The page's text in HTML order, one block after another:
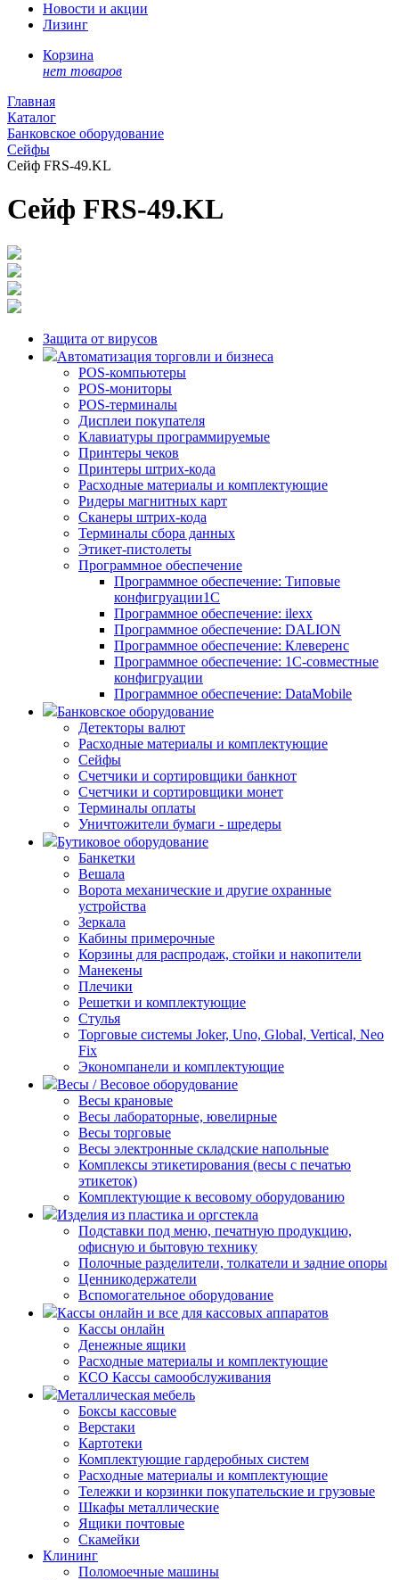
Новости и акции
Лизинг
Корзина
нет товаров
Главная
Каталог
Банковское оборудование
Сейфы
Сейф FRS-49.KL
Сейф FRS-49.KL
Защита от вирусов
Автоматизация торговли и бизнеса
POS-компьютеры
POS-мониторы
POS-терминалы
Дисплеи покупателя
Клавиатуры программируемые
Принтеры чеков
Принтеры штрих-кода
Расходные материалы и комплектующие
Ридеры магнитных карт
Сканеры штрих-кода
Терминалы сбора данных
Этикет-пистолеты
Программное обеспечение
Программное обеспечение: Типовые
конфигруации1С
Программное обеспечение: ilexx
Программное обеспечение: DALION
Программное обеспечение: Клеверенс
Программное обеспечение: 1С-совместные
конфигруации
Программное обеспечение: DataMobile
Банковское оборудование
Детекторы валют
Расходные материалы и комплектующие
Сейфы
Счетчики и сортировщики банкнот
Счетчики и сортировщики монет
Терминалы оплаты
Уничтожители бумаги - шредеры
Бутиковое оборудование
Банкетки
Вешала
Ворота механические и другие охранные
устройства
Зеркала
Кабины примерочные
Корзины для распродаж, стойки и накопители
Манекены
Плечики
Решетки и комплектующие
Стулья
Торговые системы Joker, Uno, Global, Vertical, Neo
Fix
Экономпанели и комплектующие
Весы / Весовое оборудование
Весы крановые
Весы лабораторные, ювелирные
Весы торговые
Весы электронные складские напольные
Комплексы этикетирования (весы с печатью
этикеток)
Комплектующие к весовому оборудованию
Изделия из пластика и оргстекла
Подставки под меню, печатную продукцию,
офисную и бытовую технику
Полочные разделители, толкатели и задние опоры
Ценникодержатели
Вспомогательное оборудование
Кассы онлайн и все для кассовых аппаратов
Кассы онлайн
Денежные ящики
Расходные материалы и комплектующие
КСО Кассы самообслуживания
Металлическая мебель
Боксы кассовые
Верстаки
Картотеки
Комплектующие гардеробных систем
Расходные материалы и комплектующие
Тележки и корзинки покупательские и грузовые
Шкафы металлические
Ящики почтовые
Скамейки
Клининг
Поломоечные машины